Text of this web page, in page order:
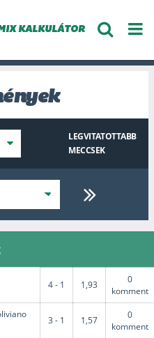
KALKULÁTOR
LEGVITATOTTABB
MECCSEK
4 - 1 1,93
0
komment
3 - 1 1,57
0
komment